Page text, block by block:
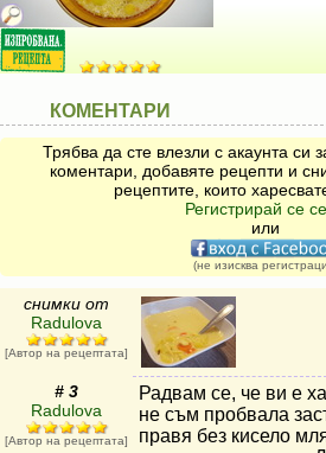
КОМЕНТАРИ
Трябва да сте влезли с акаунта си
коментари, добавяте рецепти и
рецептите, които
Регистрирай се
или
(не изисква
снимки от
Radulova
[Автор на рецептата]
# 3
Radulova
[Автор на рецептата]
Радвам се, че ви е
не съм пробвала
правя без кисело